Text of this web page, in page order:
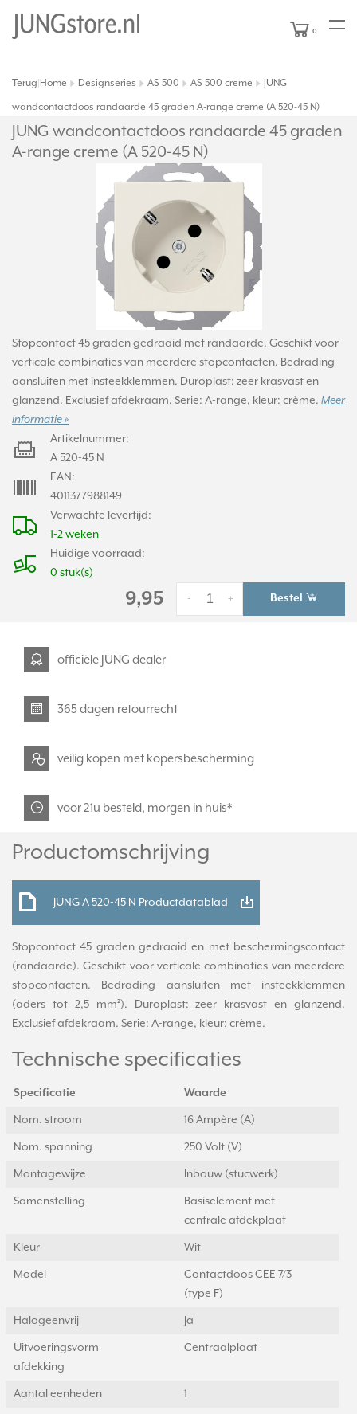
0
Terug Home Designseries AS 500 AS 500 creme
JUNG
wandcontactdoos randaarde 45 graden A-range creme (A 520-45 N)
JUNG wandcontactdoos randaarde 45 graden
A-range creme (A 520-45 N)
Stopcontact 45 graden gedraaid met randaarde. Geschikt voor
verticale combinaties van meerdere stopcontacten. Bedrading
aansluiten met insteekklemmen. Duroplast: zeer krasvast en
glanzend. Exclusief afdekraam. Serie: A-range, kleur: crème. Meer
informatie »
Verwachte levertijd:
1-2 weken
Huidige voorraad:
0 stuk(s)
Artikelnummer:
A 520-45 N
EAN:
4011377988149
9,95 +
- Bestel
officiële JUNG dealer
365 dagen retourrecht
veilig kopen met kopersbescherming
voor 21u besteld, morgen in huis*
Productomschrijving
JUNG A 520-45 N Productdatablad
Stopcontact 45 graden gedraaid en met beschermingscontact
(randaarde). Geschikt voor verticale combinaties van meerdere
stopcontacten. Bedrading aansluiten met insteekklemmen
(aders tot 2,5 mm²). Duroplast: zeer krasvast en glanzend.
Exclusief afdekraam. Serie: A-range, kleur: crème.
Technische specificaties
Specificatie Waarde
Nom. stroom 16 Ampère (A)
Nom. spanning 250 Volt (V)
Montagewijze Inbouw (stucwerk)
Samenstelling
Basiselement met
centrale afdekplaat
Kleur Wit
Model
Contactdoos CEE 7/3
(type F)
Halogeenvrij Ja
Uitvoeringsvorm
afdekking
Centraalplaat
Aantal eenheden 1